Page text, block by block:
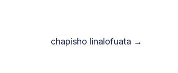
chapisho linalofuata →